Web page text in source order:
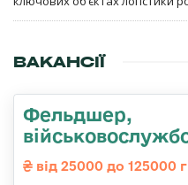
ВАКАНСІЇ
Фельдшер,
від 25000 до 125000